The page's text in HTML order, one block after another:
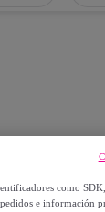
Vickycomo
e información